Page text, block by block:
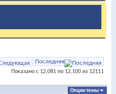
Последняя
Показано с 12,081 по 12,100 из 12111
Опции темы